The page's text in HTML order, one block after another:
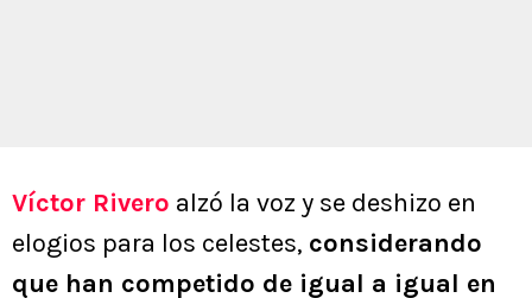
Víctor Rivero alzó la voz y se deshizo en
elogios para los celestes, considerando
que han competido de igual a igual en